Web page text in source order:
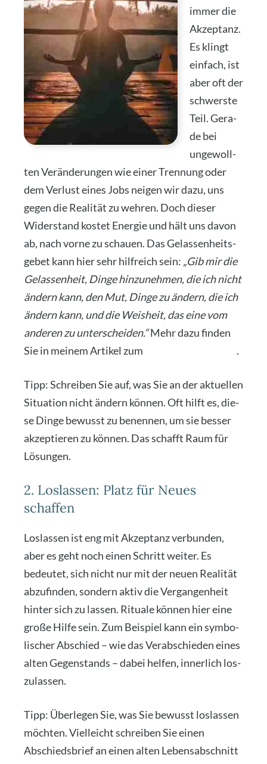
immer die
Akzep­tanz.
Es klingt
ein­fach, ist
aber oft der
schwers­te
Teil. Gera­
de bei
unge­woll­
ten Ver­än­de­run­gen wie einer Tren­nung oder
dem Ver­lust eines Jobs nei­gen wir dazu, uns
gegen die Rea­li­tät zu weh­ren. Doch die­ser
Wider­stand kos­tet Ener­gie und hält uns davon
ab, nach vor­ne zu schau­en. Das Gelas­sen­heits­
ge­bet kann hier sehr hilf­reich sein: „Gib mir die
Gelas­sen­heit, Din­ge hin­zu­neh­men, die ich nicht
ändern kann, den Mut, Din­ge zu ändern, die ich
ändern kann, und die Weis­heit, das eine vom
ande­ren zu unter­schei­den.“Mehr dazu fin­den
Sie in mei­nem Arti­kel zum
.
Tipp: Schrei­ben Sie auf, was Sie an der aktu­el­len
Situa­ti­on nicht ändern kön­nen. Oft hilft es, die­
se Din­ge bewusst zu benen­nen, um sie bes­ser
akzep­tie­ren zu kön­nen. Das schafft Raum für
Lösun­gen.
2. Loslassen: Platz für Neues
schaffen
Los­las­sen ist eng mit Akzep­tanz ver­bun­den,
aber es geht noch einen Schritt wei­ter. Es
bedeu­tet, sich nicht nur mit der neu­en Rea­li­tät
abzu­fin­den, son­dern aktiv die Ver­gan­gen­heit
hin­ter sich zu las­sen. Ritua­le kön­nen hier eine
gro­ße Hil­fe sein. Zum Bei­spiel kann ein sym­bo­
li­scher Abschied – wie das Ver­ab­schie­den eines
alten Gegen­stands – dabei hel­fen, inner­lich los­
zu­las­sen.
Tipp: Über­le­gen Sie, was Sie bewusst los­las­sen
möch­ten. Viel­leicht schrei­ben Sie einen
Abschieds­brief an einen alten Lebens­ab­schnitt